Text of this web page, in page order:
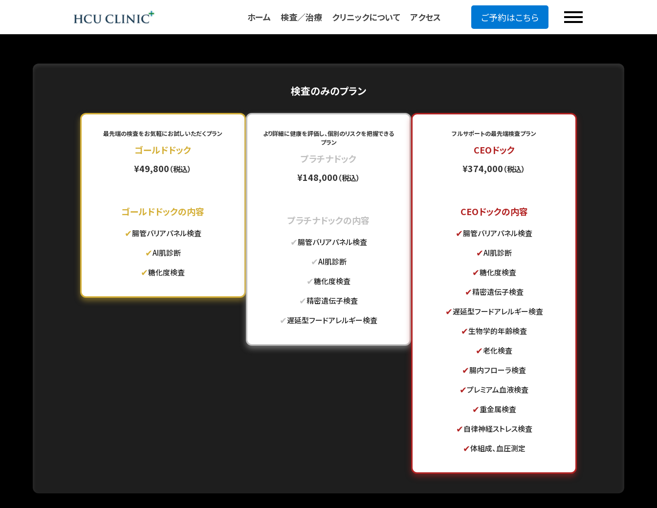
ホーム 検査／治療 クリニックについて アクセス ご予約はこちら
検査のみのプラン
最先端の検査をお気軽にお試しいただくプラン
ゴールドドック
¥49,800（税込）
ゴールドドックの内容
✔腸管バリアパネル検査
✔AI肌診断
✔糖化度検査
より詳細に健康を評価し、個別のリスクを把握できる
プラン
プラチナドック
¥148,000（税込）
プラチナドックの内容
✔腸管バリアパネル検査
✔AI肌診断
✔糖化度検査
✔精密遺伝子検査
✔遅延型フードアレルギー検査
フルサポートの最先端検査プラン
CEOドック
¥374,000（税込）
CEOドックの内容
✔腸管バリアパネル検査
✔AI肌診断
✔糖化度検査
✔精密遺伝子検査
✔遅延型フードアレルギー検査
✔生物学的年齢検査
✔老化検査
✔腸内フローラ検査
✔プレミアム血液検査
✔重金属検査
✔自律神経ストレス検査
✔体組成、血圧測定